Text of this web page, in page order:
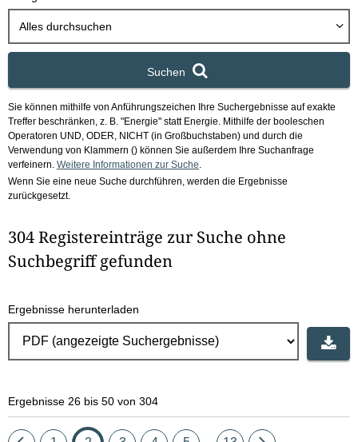
b
x
Alles durchsuchen
Suchen
Sie können mithilfe von Anführungszeichen Ihre Suchergebnisse auf exakte
Treffer beschränken, z. B. "Energie" statt Energie. Mithilfe der booleschen
Operatoren UND, ODER, NICHT (in Großbuchstaben) und durch die
Verwendung von Klammern () können Sie außerdem Ihre Suchanfrage
verfeinern. Weitere Informationen zur Suche
Wenn Sie eine neue Suche durchführen, werden die Ergebnisse
zurückgesetzt.
304 Registereinträge zur Suche ohne
Suchbegriff gefunden
Ergebnisse herunterladen
Ergebnisse 26 bis 50 von 304